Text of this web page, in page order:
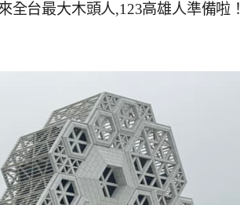
全台最大木頭人,123高雄人準備啦！